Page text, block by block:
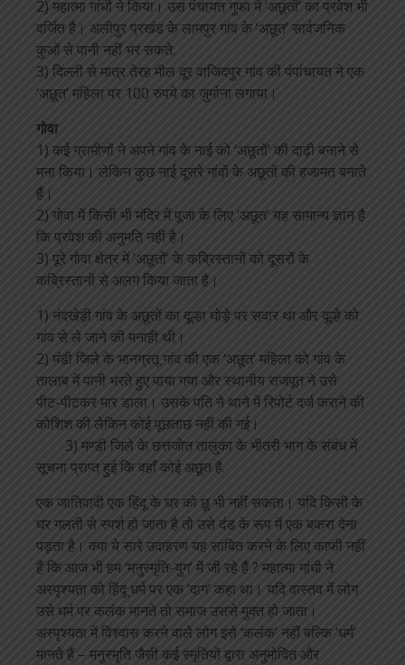
2) महात्मा गांधी ने किया। उस पंचायत गुफा में ‘अछूतों’ का प्रवेश भी
वर्जित है। अलीपुर प्रखंड के लामपुर गांव के ‘अछूत’ सार्वजनिक
कुओं से पानी नहीं भर सकते.
3) दिल्ली से मात्र तेरह मील दूर वाजिदपुर गांव की पंपांचायत ने एक
‘अछूत’ महिला पर 100 रुपये का जुर्माना लगाया।
गोवा
1) कई ग्रामीणों ने अपने गांव के नाई को ‘अछूतों’ की दाढ़ी बनाने से
मना किया। लेकिन कुछ नाई दूसरे गांवों के अछूतों की हजामत बनाते
हैं।
2) गोवा में किसी भी मंदिर में पूजा के लिए ‘अछूत’ यह सामान्य ज्ञान है
कि प्रवेश की अनुमति नहीं है।
3) पूरे गोवा क्षेत्र में ‘अछूतों’ के कब्रिस्तानों को दूसरों के
कब्रिस्तानों से अलग किया जाता है।
1) नंदखेड़ी गांव के अछूतों का दूल्हा घोड़े पर सवार था और दूल्हे को
गांव से ले जाने की मनाही थी।
2) मंडी जिले के भानग्रतू गांव की एक ‘अछूत’ महिला को गांव के
तालाब में पानी भरते हुए पाया गया और स्थानीय राजपूत ने उसे
पीट-पीटकर मार डाला। उसके पति ने थाने में रिपोर्ट दर्ज कराने की
कोशिश की लेकिन कोई पूछताछ नहीं की गई।
3) मण्डी जिले के छत्तजोत तालुका के भीतरी भाग के संबंध में
सूचना प्राप्त हुई कि वहाँ कोई अछूत है.
एक जातिवादी एक हिंदू के घर को छू भी नहीं सकता। यदि किसी के
घर गलती से स्पर्श हो जाता है तो उसे दंड के रूप में एक बकरा देना
पड़ता है। क्या ये सारे उदाहरण यह साबित करने के लिए काफी नहीं
हैं कि आज भी हम ‘मनुस्मृति-युग’ में जी रहे हैं ? महात्मा गांधी ने
अस्पृश्यता को हिंदू धर्म पर एक ‘दाग’ कहा था। यदि वास्तव में लोग
उसे धर्म पर कलंक मानते तो समाज उससे मुक्त हो जाता।
अस्पृश्यता में विश्वास करने वाले लोग इसे ‘कलंक’ नहीं बल्कि ‘धर्म’
मानते हैं – मनुस्मृति जैसी कई स्मृतियों द्वारा अनुमोदित और